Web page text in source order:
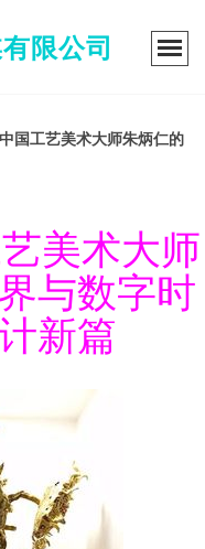
限公司
国工艺美术大师朱炳仁的
美术大师
与数字时
新篇